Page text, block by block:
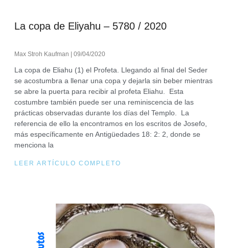
La copa de Eliyahu – 5780 / 2020
Max Stroh Kaufman 09/04/2020
La copa de Eliahu (1) el Profeta. Llegando al final del Seder
se acostumbra a llenar una copa y dejarla sin beber mientras
se abre la puerta para recibir al profeta Eliahu. Esta
costumbre también puede ser una reminiscencia de las
prácticas observadas durante los días del Templo. La
referencia de ello la encontramos en los escritos de Josefo,
más específicamente en Antigüedades 18: 2: 2, donde se
menciona la
LEER ARTÍCULO COMPLETO